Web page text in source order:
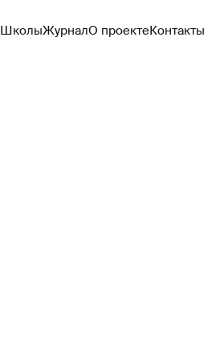
ШколыЖурналО проектеКонтакты